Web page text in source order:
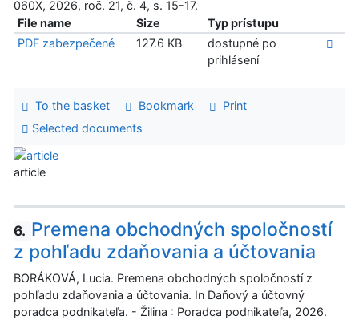
060X, 2026, roč. 21, č. 4, s. 15-17.
File name
Size
Typ prístupu
PDF zabezpečené
127.6 KB
dostupné po
prihlásení
To the basket Bookmark
Print
Selected documents
article
6. Premena obchodných spoločností
z pohľadu zdaňovania a účtovania
BORÁKOVÁ, Lucia. Premena obchodných spoločností z
pohľadu zdaňovania a účtovania. In Daňový a účtovný
poradca podnikateľa. - Žilina : Poradca podnikateľa, 2026.